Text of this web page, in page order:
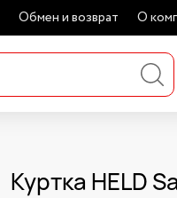
Обмен и возврат О
Куртка HELD